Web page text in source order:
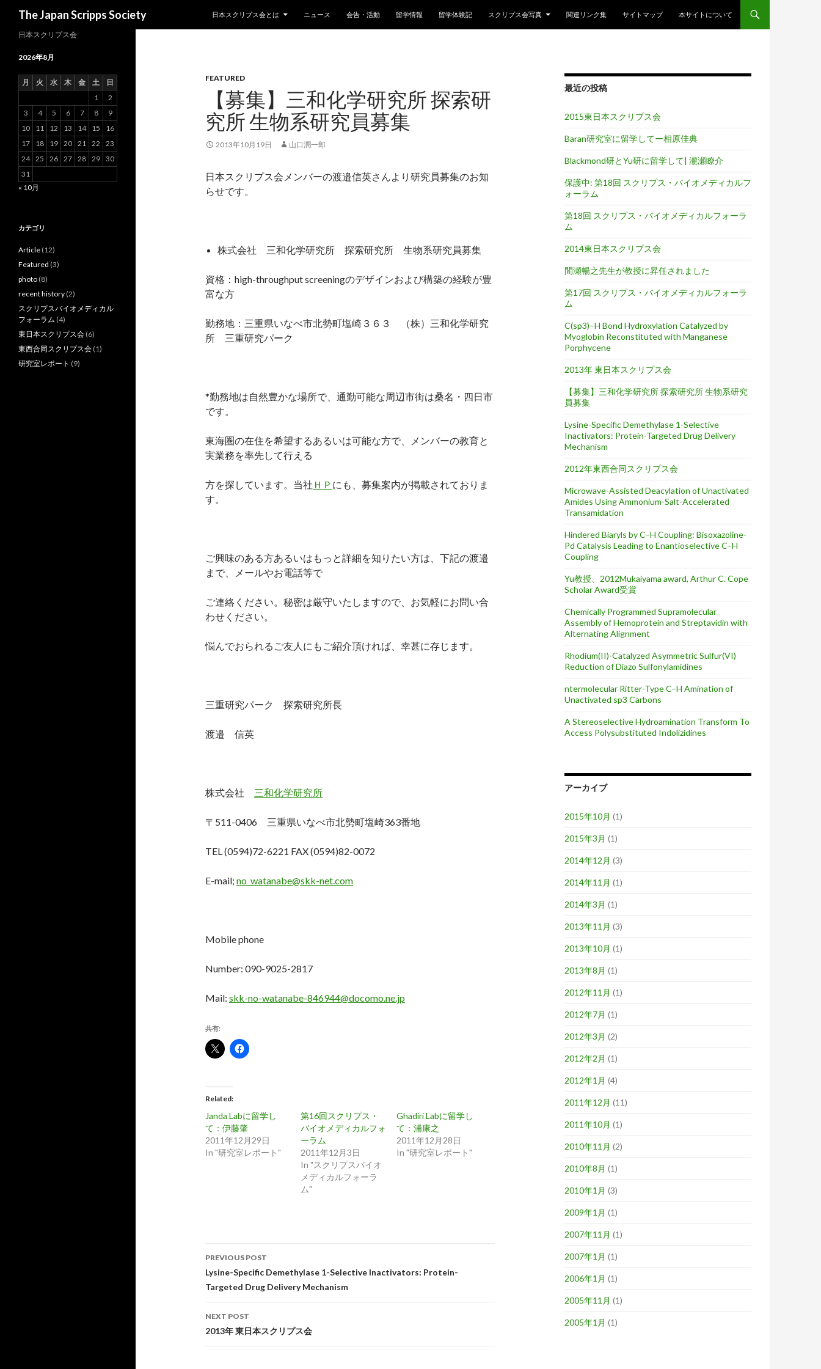
The Japan Scripps Society
日本スクリプス会とは
ニュース 会告・活動 留学情報 留学体験記 スクリプス会写真 関連リンク集 サイトマップ 本サイトについて
FEATURED
【募集】三和化学研究所 探索研
究所 生物系研究員募集
2013年10月19日 山口潤一郎
日本スクリプス会メンバーの渡邉信英さんより研究員募集のお知
らせです。
株式会社 三和化学研究所 探索研究所 生物系研究員募集
資格：high-throughput screeningのデザインおよび構築の経験が豊
富な方
勤務地：三重県いなべ市北勢町塩崎３６３ （株）三和化学研究
所 三重研究パーク
*勤務地は自然豊かな場所で、通勤可能な周辺市街は桑名・四日市
です。
東海圏の在住を希望するあるいは可能な方で、メンバーの教育と
実業務を率先して行える
方を探しています。当社 ＨＰ にも、募集案内が掲載されておりま
す。
ご興味のある方あるいはもっと詳細を知りたい方は、下記の渡邉
まで、メールやお電話等で
ご連絡ください。秘密は厳守いたしますので、お気軽にお問い合
わせください。
悩んでおられるご友人にもご紹介頂ければ、幸甚に存じます。
三重研究パーク 探索研究所長
渡邉 信英
株式会社 三和化学研究所
〒511-0406 三重県いなべ市北勢町塩崎363番地
TEL (0594)72-6221 FAX (0594)82-0072
E-mail; no_watanabe@skk-net.com
Mobile phone
Number: 090-9025-2817
Mail: skk-no-watanabe-846944@docomo.ne.jp
共有:
Related
Janda Labに留学し
て：伊藤肇
2011年12月29日
In "研究室レポート"
第16回スクリプス・
バイオメディカルフォ
ーラム
2011年12月3日
In "スクリプスバイオ
メディカルフォーラ
ム"
Ghadiri Labに留学し
て：浦康之
2011年12月28日
In "研究室レポート"
Post
navigation
PREVIOUS POST
Lysine-Specific Demethylase 1-Selective Inactivators: Protein-
Targeted Drug Delivery Mechanism
NEXT POST
2013年 東日本スクリプス会
最近の投稿
2015東日本スクリプス会
Baran研究室に留学してー相原佳典
Blackmond研とYu研に留学して| 瀧瀬瞭介
保護中: 第18回 スクリプス・バイオメディカルフ
ォーラム
第18回 スクリプス・バイオメディカルフォーラ
ム
2014東日本スクリプス会
間瀬暢之先生が教授に昇任されました
第17回 スクリプス・バイオメディカルフォーラ
ム
C(sp3)–H Bond Hydroxylation Catalyzed by
Myoglobin Reconstituted with Manganese
Porphycene
2013年 東日本スクリプス会
【募集】三和化学研究所 探索研究所 生物系研究
員募集
Lysine-Specific Demethylase 1-Selective
Inactivators: Protein-Targeted Drug Delivery
Mechanism
2012年東西合同スクリプス会
Microwave-Assisted Deacylation of Unactivated
Amides Using Ammonium-Salt-Accelerated
Transamidation
Hindered Biaryls by C–H Coupling: Bisoxazoline-
Pd Catalysis Leading to Enantioselective C–H
Coupling
Yu教授、2012Mukaiyama award, Arthur C. Cope
Scholar Award受賞
Chemically Programmed Supramolecular
Assembly of Hemoprotein and Streptavidin with
Alternating Alignment
Rhodium(II)-Catalyzed Asymmetric Sulfur(VI)
Reduction of Diazo Sulfonylamidines
ntermolecular Ritter-Type C–H Amination of
Unactivated sp3 Carbons
A Stereoselective Hydroamination Transform To
Access Polysubstituted Indolizidines
アーカイブ
2015年10月 (1)
2015年3月 (1)
2014年12月 (3)
2014年11月 (1)
2014年3月 (1)
2013年11月 (3)
2013年10月 (1)
2013年8月 (1)
2012年11月 (1)
2012年7月 (1)
2012年3月 (2)
2012年2月 (1)
2012年1月 (4)
2011年12月 (11)
2011年10月 (1)
2010年11月 (2)
2010年8月 (1)
2010年1月 (3)
2009年1月 (1)
2007年11月 (1)
2007年1月 (1)
2006年1月 (1)
2005年11月 (1)
2005年1月 (1)
日本スクリプス会
2026年8月
月 火 水 木 金 土
日
1
2
3
4 5 6 7 8
9
10
11 12 13 14 15
16
17
18 19 20 21 22
23
24 25 26 27 28 29 30
31
« 10月
カテゴリ
Article (12)
Featured (3)
photo (8)
recent history (2)
スクリプスバイオメディカル
フォーラム (4)
東日本スクリプス会 (6)
東西合同スクリプス会 (1)
研究室レポート (9)